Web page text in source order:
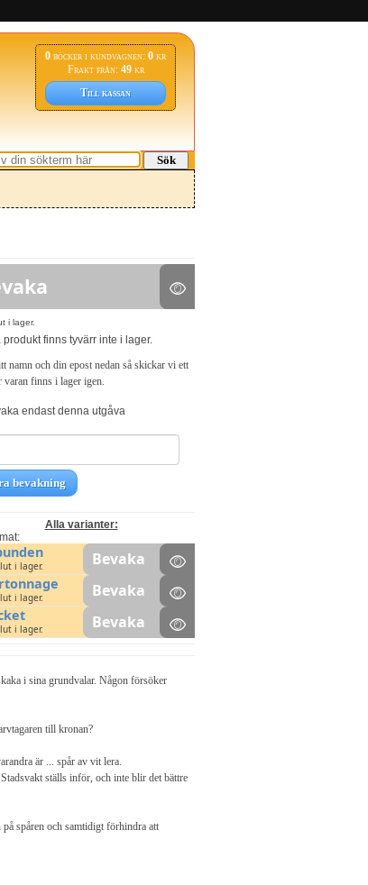
0 böcker i kundvagnen:0kr
Frakt från: 49kr
Till kassan
Sök
i lager.
produkt finns tyvärr inte i lager.
namn och din epost nedan så skickar vi ett
varan finns i lager igen.
endast denna utgåva
bevakning
Alla varianter:
i lager. Bevaka
i lager. Bevaka
i lager. Bevaka
i sina grundvalar. Någon försöker
till kronan?
är ... spår av vit lera.
ställs inför, och inte blir det bättre
spåren och samtidigt förhindra att